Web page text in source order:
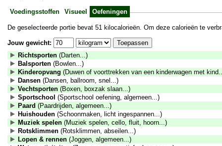
Voedingsstoffen Visueel Oefeningen
De geselecteerde portie bevat 51 kilocalorieën. Om deze calorieën te
Jouw gewicht:
Richtsporten (Darten...)
Balsporten (Bowlen...)
Kinderopvang (Duwen of voorttrekken van een kinderwagen met
Dansen (Dansen, ballroom, snel...)
Vechtsporten (Boxen, boxzak slaan...)
Sportschool (Sportschool oefening, algemeen...)
Paard (Paardrijden, algemeen...)
Huishouden (Schoonmaken, licht ingespannen...)
Muziek spelen (Muziek spelen, cello, fluit, hoorn...)
Rotsklimmen (Rotsklimmen, abseilen...)
Lopen & rennen (Joggen, algemeen...)